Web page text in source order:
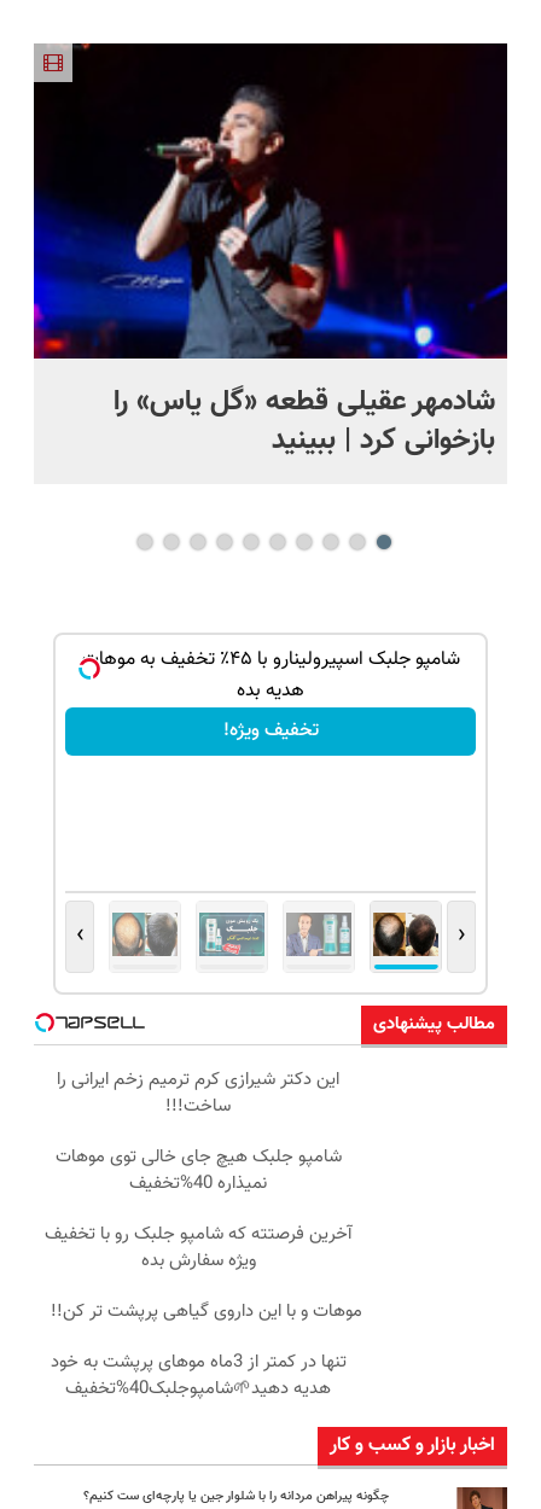
جلبک 💇
حالت کن
شادمهر عقیلی قطعه «گل یاس» را
بازخوانی کرد | ببینید
شامپو جلبک اسپیرولینارو با ۴۵٪ تخفیف به موهات
هدیه بده
تخفیف ویژه!
‹
›
مطالب پیشنهادی
این دکتر شیرازی کرم ترمیم زخم ایرانی را
ساخت!!!
شامپو جلبک هیچ جای خالی توی موهات
نمیذاره 40%تخفیف
آخرین فرصتته که شامپو جلبک رو با تخفیف
ویژه سفارش بده
موهات و با این داروی گیاهی پرپشت تر کن!!
تنها در کمتر از 3ماه موهای پرپشت به خود
هدیه دهید🌱شامپوجلبک40%تخفیف
اخبار بازار و کسب و کار
چگونه پیراهن مردانه را با شلوار جین یا پارچه‌ای ست کنیم؟